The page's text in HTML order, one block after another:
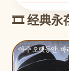
🎞️ 经典永